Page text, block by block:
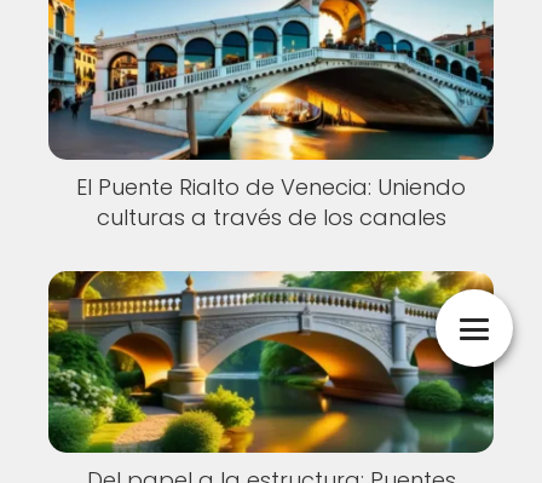
El Puente Rialto de Venecia: Uniendo
culturas a través de los canales